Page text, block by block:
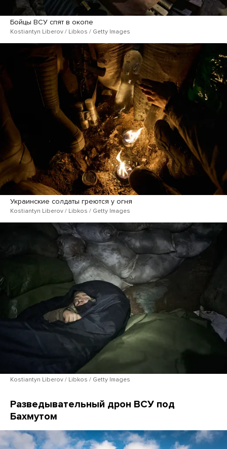
Бойцы ВСУ спят в окопе
Kostiantyn Liberov / Libkos / Getty Images
Украинские солдаты греются у огня
Kostiantyn Liberov / Libkos / Getty Images
Kostiantyn Liberov / Libkos / Getty Images
Разведывательный дрон ВСУ под
Бахмутом